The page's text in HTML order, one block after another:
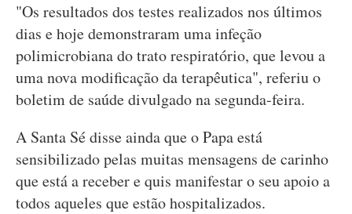
"Os resultados dos testes realizados nos últimos
dias e hoje demonstraram uma infeção
polimicrobiana do trato respiratório, que levou a
uma nova modificação da terapêutica", referiu o
boletim de saúde divulgado na segunda-feira.
A Santa Sé disse ainda que o Papa está
sensibilizado pelas muitas mensagens de carinho
que está a receber e quis manifestar o seu apoio a
todos aqueles que estão hospitalizados.